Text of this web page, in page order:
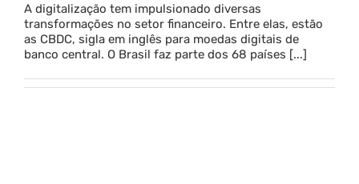
A digitalização tem impulsionado diversas
transformações no setor financeiro. Entre elas, estão
as CBDC, sigla em inglês para moedas digitais de
banco central. O Brasil faz parte dos 68 países [...]